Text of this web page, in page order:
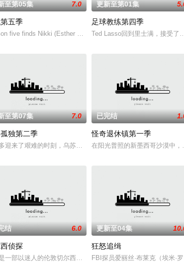
现。与此同时，专门猎杀青少年的连环杀人魔“The
胞胎哥哥由养父抚养长大。她无意中继承了神秘外祖父在加
至第05集 7.0
五季
five finds Nikki (Esther Smith) and Jason (Rafe Spall)
更新至第01集
足球教练第四季
Ted Lasso回到里士满，接受了
至第07集 7.0
独第二季
迎来了艰难的时刻，乌苏拉·伊瓜兰的诅咒成真，和平越来越
已完结
怪奇退休镇第一季
在阳光普照的新墨西哥沙漠中
的同时，他学会了如何走出封闭的单身生活。在如此迅速的
述专业骗子“幸运儿”露西（安雅·泰勒-乔伊 饰）在一次数百万
结 6.0
侦探
一部以迷人的伦敦切尔西区为背景的当代犯罪片，住在船屋
更新至04集
狂怒追缉
FBI探员爱丽丝·布莱克（埃米·